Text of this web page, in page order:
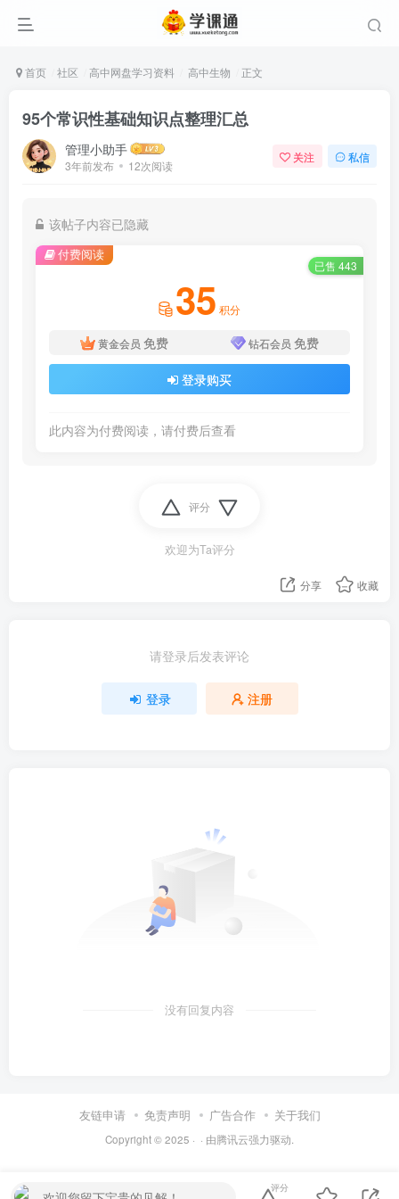
首页 社区 高中网盘学习资料 高中生物 正文
95个常识性基础知识点整理汇总
管理小助手
3年前发布 12次阅读
关注 私信
该帖子内容已隐藏
付费阅读
已售 443
35 积分
黄金会员 免费 钻石会员 免费
登录购买
此内容为付费阅读，请付费后查看
评分
欢迎为Ta评分
分享 收藏
请登录后发表评论
登录 注册
没有回复内容
友链申请 免责声明 广告合作 关于我们
Copyright © 2025 · · 由腾讯云强力驱动.
评分